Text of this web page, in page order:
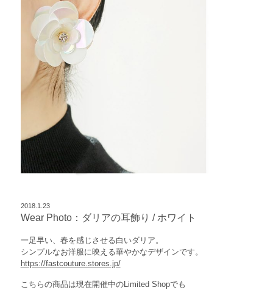
2018.1.23
Wear Photo：ダリアの耳飾り / ホワイト
一足早い、春を感じさせる白いダリア。
シンプルなお洋服に映える華やかなデザインです。
https://fastcouture.stores.jp/
こちらの商品は現在開催中のLimited Shopでも